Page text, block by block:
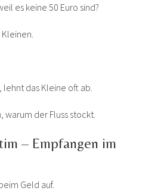
es keine 50 Euro sind?
lehnt das Kleine oft ab.
warum der Fluss stockt.
– Empfangen im
Geld auf.